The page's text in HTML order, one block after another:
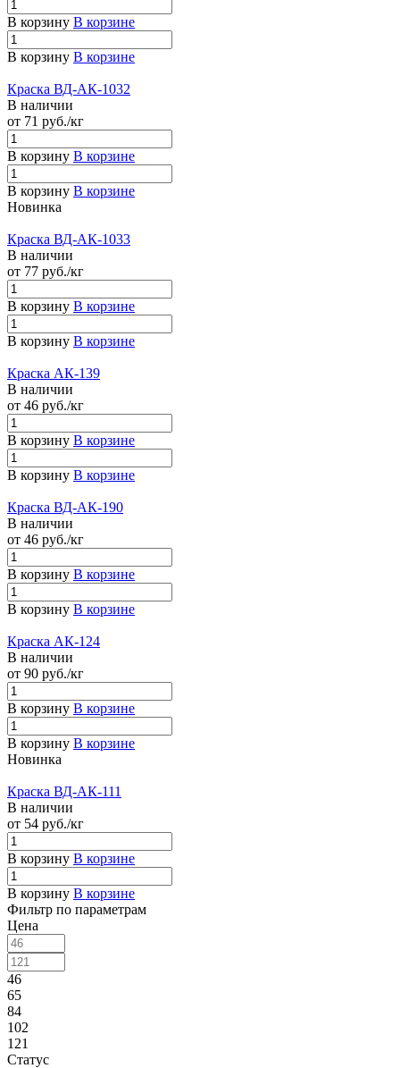
В корзину В корзине
В корзину В корзине
Краска ВД-АК-1032
В наличии
от 71 руб./кг
В корзину В корзине
В корзину В корзине
Новинка
Краска ВД-АК-1033
В наличии
от 77 руб./кг
В корзину В корзине
В корзину В корзине
Краска АК-139
В наличии
от 46 руб./кг
В корзину В корзине
В корзину В корзине
Краска ВД-АК-190
В наличии
от 46 руб./кг
В корзину В корзине
В корзину В корзине
Краска АК-124
В наличии
от 90 руб./кг
В корзину В корзине
В корзину В корзине
Новинка
Краска ВД-АК-111
В наличии
от 54 руб./кг
В корзину В корзине
В корзину В корзине
Фильтр по параметрам
Цена
46
65
84
102
121
Статус